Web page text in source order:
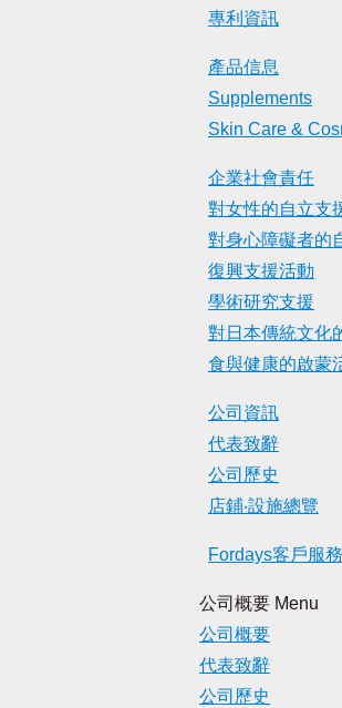
專利資訊
產品信息
Supplements
Skin Care &
企業社會責任
對女性的自立支
對身心障礙者的
復興支援活動
學術研究支援
對日本傳統文化
食與健康的啟蒙
公司資訊
代表致辭
公司歷史
店鋪‧設施總覽
Fordays客戶服務
公司概要 Menu
公司概要
代表致辭
公司歷史